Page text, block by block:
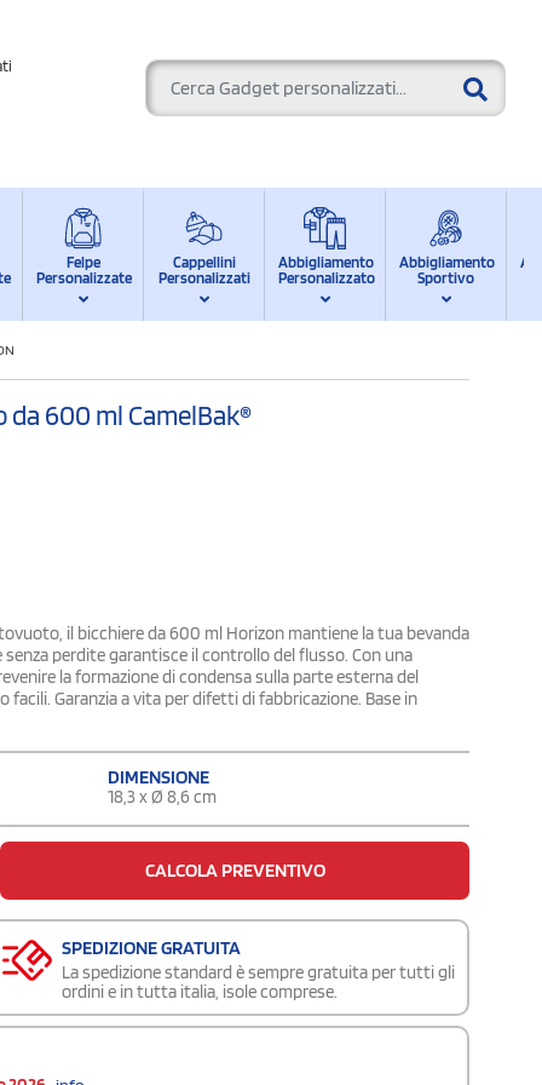
Felpe
Personalizzate
Cappellini
Personalizzati
Abbigliamento
Personalizzato
Abbigliamento
Sportivo
600 ml CamelBak®
il bicchiere da 600 ml Horizon mantiene la tua bevanda
perdite garantisce il controllo del flusso. Con una
la formazione di condensa sulla parte esterna del
Garanzia a vita per difetti di fabbricazione. Base in
DIMENSIONE
18,3 x Ø 8,6 cm
CALCOLA PREVENTIVO
SPEDIZIONE GRATUITA
La spedizione standard è sempre gratuita per tutti gli
ordini e in tutta italia, isole comprese.